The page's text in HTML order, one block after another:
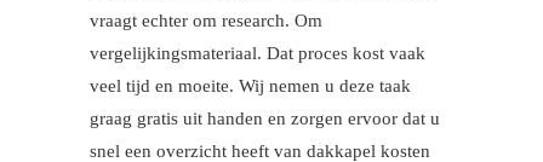
vraagt echter om research. Om
vergelijkingsmateriaal. Dat proces kost vaak
veel tijd en moeite. Wij nemen u deze taak
graag gratis uit handen en zorgen ervoor dat u
snel een overzicht heeft van dakkapel kosten